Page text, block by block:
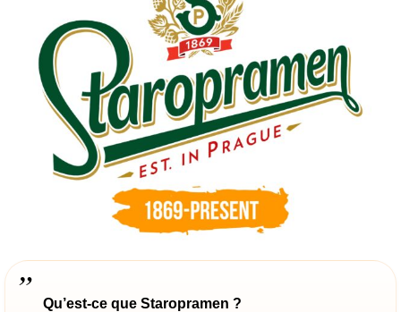
Qu’est-ce que Staropramen ?